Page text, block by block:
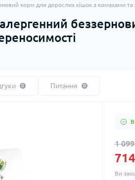
корм для дорослих кішок з комахами
0 Питання 0
1
Ви